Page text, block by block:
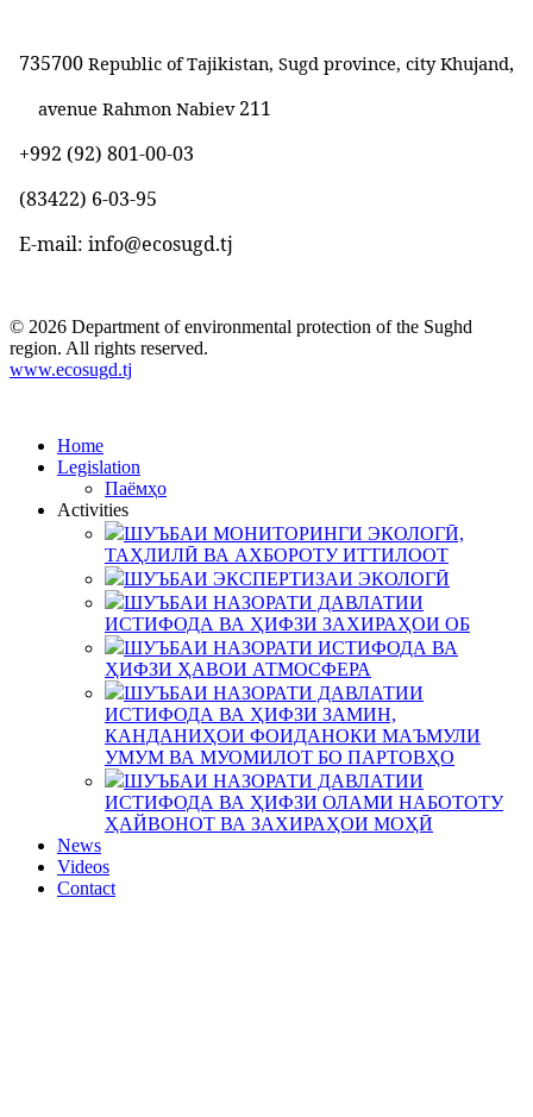
735700 Republic of Tajikistan, Sugd province, city Khujand,
avenue Rahmon Nabiev211
+992 (92) 801-00-03
(83422) 6-03-95
E-mail: info@ecosugd.tj
© 2026 Department of environmental protection of the Sughd
region. All rights reserved.
www.ecosugd.tj
Home
Legislation
Паёмҳо
Activities
ШУЪБАИ МОНИТОРИНГИ ЭКОЛОГӢ,
ТАҲЛИЛӢ ВА АХБОРОТУ ИТТИЛООТ
ШУЪБАИ ЭКСПЕРТИЗАИ ЭКОЛОГӢ
ШУЪБАИ НАЗОРАТИ ДАВЛАТИИ
ИСТИФОДА ВА ҲИФЗИ ЗАХИРАҲОИ ОБ
ШУЪБАИ НАЗОРАТИ ИСТИФОДА ВА
ҲИФЗИ ҲАВОИ АТМОСФЕРА
ШУЪБАИ НАЗОРАТИ ДАВЛАТИИ
ИСТИФОДА ВА ҲИФЗИ ЗАМИН,
КАНДАНИҲОИ ФОИДАНОКИ МАЪМУЛИ
УМУМ ВА МУОМИЛОТ БО ПАРТОВҲО
ШУЪБАИ НАЗОРАТИ ДАВЛАТИИ
ИСТИФОДА ВА ҲИФЗИ ОЛАМИ НАБОТОТУ
ҲАЙВОНОТ ВА ЗАХИРАҲОИ МОҲӢ
News
Videos
Contact